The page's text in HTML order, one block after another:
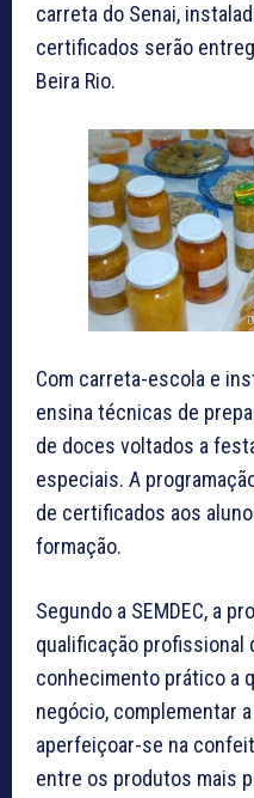
carreta do Senai,
certificados serão
Beira Rio.
Com carreta-escola e
ensina técnicas de
de doces voltados a
especiais. A
de certificados aos
formação.
Segundo a SEMDEC, a
qualificação profissional
conhecimento prático a
negócio, complementar
aperfeiçoar-se na
entre os produtos mais